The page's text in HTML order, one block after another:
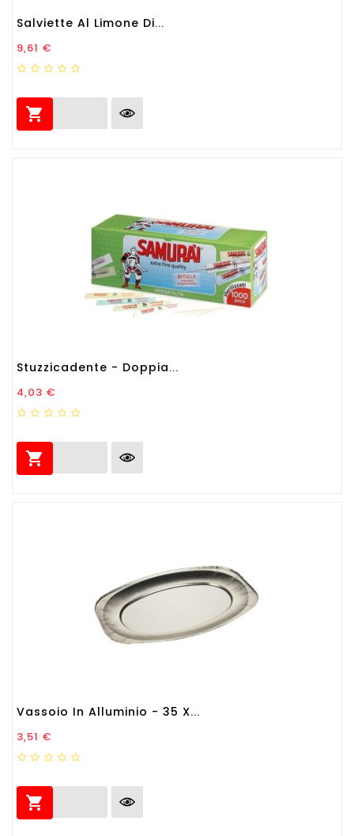
Salviette Al Limone Di...
Prezzo
9,61 €

Stuzzicadente - Doppia...
Prezzo
4,03 €

Vassoio In Alluminio - 35 X...
Prezzo
3,51 €
